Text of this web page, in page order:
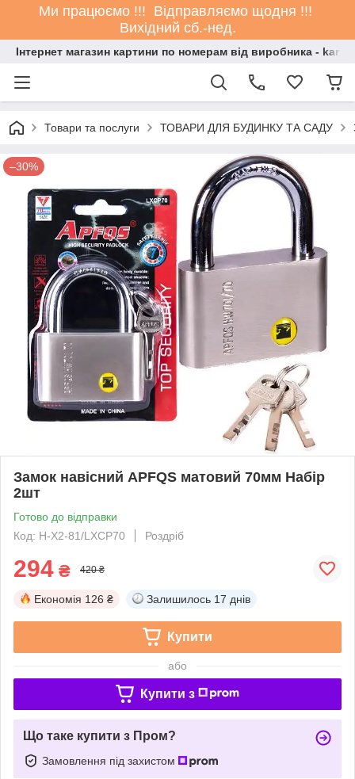
Ми працюємо !!! Відправляємо щодня !!!
Вихідний сб.-нед.
Інтернет магазин картини по номерам від виробника -
Товари та послуги ТОВАРИ ДЛЯ БУДИНКУ ТА САДУ
–30%
Замок навісний APFQS матовий 70мм Набір
2шт
Готово до відправки
Код: H-X2-81/LXCP70
Роздріб
294 ₴ 420 ₴
Економія 126 ₴ Залишилось 17 днів
Купити
або
Купити з
Що таке купити з Пром?
Замовлення під захистом